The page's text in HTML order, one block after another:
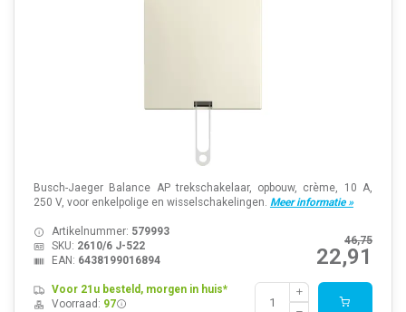
Busch-Jaeger Balance AP trekschakelaar, opbouw, crème, 10 A,
250 V, voor enkelpolige en wisselschakelingen. Meer informatie »
46,75
22,91
Artikelnummer: 579993
SKU: 2610/6 J-522
EAN: 6438199016894
Voor 21u besteld, morgen in huis*
Voorraad: 97